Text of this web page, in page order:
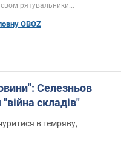
рятувальники...
OBOZ
Селезньов
складів"
в темряву,